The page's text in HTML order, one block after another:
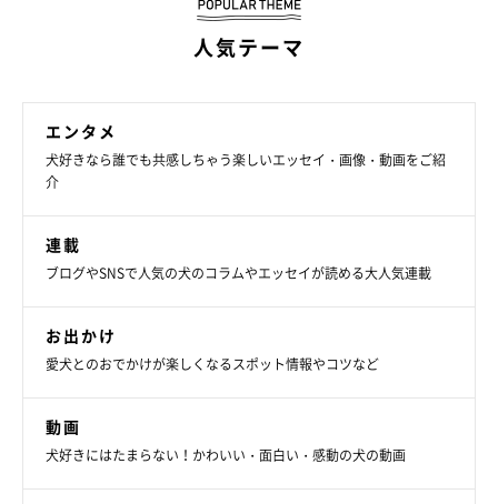
人気テーマ
エンタメ
犬好きなら誰でも共感しちゃう楽しいエッセイ・画像・動画をご紹
介
連載
ブログやSNSで人気の犬のコラムやエッセイが読める大人気連載
お出かけ
愛犬とのおでかけが楽しくなるスポット情報やコツなど
動画
犬好きにはたまらない！かわいい・面白い・感動の犬の動画